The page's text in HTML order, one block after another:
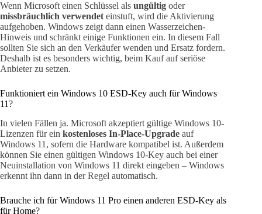
Wenn Microsoft einen Schlüssel als ungültig oder
missbräuchlich verwendeteinstuft, wird die Aktivierung
aufgehoben. Windows zeigt dann einen Wasserzeichen-
Hinweis und schränkt einige Funktionen ein. In diesem Fall
sollten Sie sich an den Verkäufer wenden und Ersatz fordern.
Deshalb ist es besonders wichtig, beim Kauf auf seriöse
Anbieter zu setzen.
Funktioniert ein Windows 10 ESD-Key auch für Windows
11?
In vielen Fällen ja. Microsoft akzeptiert gültige Windows 10-
Lizenzen für ein kostenloses In-Place-Upgrade auf
Windows 11, sofern die Hardware kompatibel ist. Außerdem
können Sie einen gültigen Windows 10-Key auch bei einer
Neuinstallation von Windows 11 direkt eingeben – Windows
erkennt ihn dann in der Regel automatisch.
Brauche ich für Windows 11 Pro einen anderen ESD-Key als
für Home?